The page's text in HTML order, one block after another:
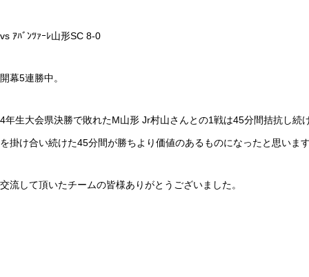
vs ｱﾊﾞﾝﾂｧｰﾚ山形SC 8-0
開幕5連勝中。
4年生大会県決勝で敗れたM山形 Jr村山さんとの1戦は45分間拮抗し
を掛け合い続けた45分間が勝ちより価値のあるものになったと思いま
交流して頂いたチームの皆様ありがとうございました。